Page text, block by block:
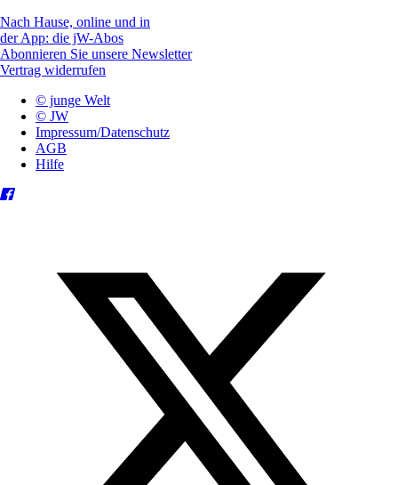
Nach Hause, online und in
der App: die jW-Abos
Abonnieren Sie unsere Newsletter
Vertrag widerrufen
© junge Welt
© JW
Impressum/Datenschutz
AGB
Hilfe